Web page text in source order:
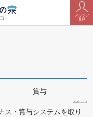
メルマガ
登録
2023.10.18
ス・賞与システムを取り